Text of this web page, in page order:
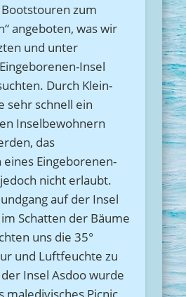
zum
angeboten, was wir
und unter
Insel
Durch Klein-
sehr schnell ein
Inselbewohnern
das
Eingeborenen-
nicht erlaubt.
auf der Insel
Schatten der Bäume
uns die 35°
und Luftfeuchte zu
Insel Asdoo wurde